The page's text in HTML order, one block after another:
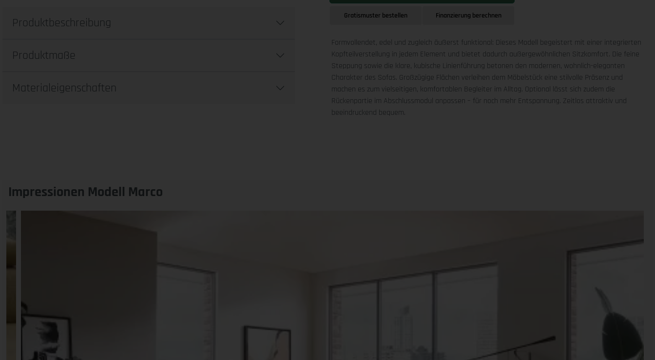
Gratismuster bestellen Finanzierung berechnen
Formvollendet, edel und zugleich äußerst funktional: Dieses Modell begeistert mit einer integrierten
Kopfteilverstellung in jedem Element und bietet dadurch außergewöhnlichen Sitzkomfort. Die feine
Steppung sowie die klare, kubische Linienführung betonen den modernen, wohnlich-eleganten
Charakter des Sofas. Großzügige Flächen verleihen dem Möbelstück eine stilvolle Präsenz und
machen es zum vielseitigen, komfortablen Begleiter im Alltag. Optional lässt sich zudem die
Rückenpartie im Abschlussmodul anpassen – für noch mehr Entspannung. Zeitlos attraktiv und
beeindruckend bequem.
Produktbeschreibung
Produktmaße
Materialeigenschaften
Impressionen Modell Marco